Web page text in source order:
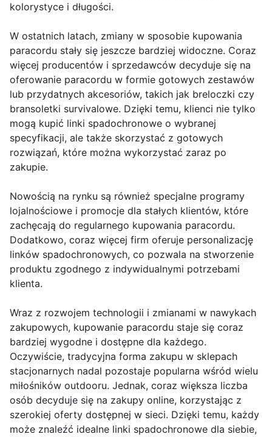
kolorystyce i długości.
W ostatnich latach, zmiany w sposobie kupowania
paracordu stały się jeszcze bardziej widoczne. Coraz
więcej producentów i sprzedawców decyduje się na
oferowanie paracordu w formie gotowych zestawów
lub przydatnych akcesoriów, takich jak breloczki czy
bransoletki survivalowe. Dzięki temu, klienci nie tylko
mogą kupić linki spadochronowe o wybranej
specyfikacji, ale także skorzystać z gotowych
rozwiązań, które można wykorzystać zaraz po
zakupie.
Nowością na rynku są również specjalne programy
lojalnościowe i promocje dla stałych klientów, które
zachęcają do regularnego kupowania paracordu.
Dodatkowo, coraz więcej firm oferuje personalizację
linków spadochronowych, co pozwala na stworzenie
produktu zgodnego z indywidualnymi potrzebami
klienta.
Wraz z rozwojem technologii i zmianami w nawykach
zakupowych, kupowanie paracordu staje się coraz
bardziej wygodne i dostępne dla każdego.
Oczywiście, tradycyjna forma zakupu w sklepach
stacjonarnych nadal pozostaje popularna wśród wielu
miłośników outdooru. Jednak, coraz większa liczba
osób decyduje się na zakupy online, korzystając z
szerokiej oferty dostępnej w sieci. Dzięki temu, każdy
może znaleźć idealne linki spadochronowe dla siebie,